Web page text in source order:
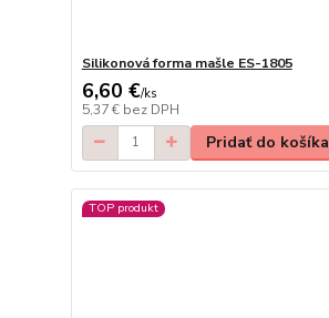
Silikonová forma mašle ES-1805
6,60 €/ks
5,37 € bez DPH
Pridať do košíka
TOP produkt